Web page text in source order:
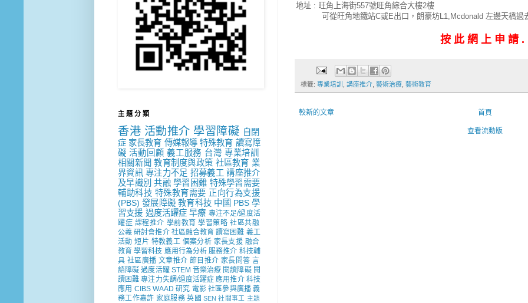
地址 : 旺角上海街557號旺角綜合大樓2樓
可從旺角地鐵站C或E出口，朗豪坊L1,Mcdonald 左邊天橋過
按 此 網 上 申 請 .
標籤: 專業培訓 講座推介 藝術治療 藝術教育
較新的文章 首頁
查看流動版
主 題 分 類
香港 活動推介 學習障礙 自閉
症 家長教育 傳媒報導 特殊教育 讀寫障
礙 活動回顧 義工服務 台灣 專業培訓
相關新聞 教育制度與政策 社區教育 業
界資訊 專注力不足 招募義工 講座推介
及早識別 共融 學習困難 特殊學習需要
輔助科技 特殊教育需要 正向行為支援
(PBS) 發展障礙 教育科技 中國 PBS 學
習支援 過度活躍症 早療 專注不足/過度活
躍症 課程推介 學前教育 學習策略 社區共融
公義 研討會推介 社區融合教育 讀寫困難 義工
活動 短片 特教義工 個案分析 家長支援 融合
教育 學習科技 應用行為分析 服務推介 科技輔
具 社區廣播 文章推介 節目推介 家長問答 言
語障礙 過度活躍 STEM 音樂治療 閱讀障礙 閱
讀困難 專注力失調/過度活躍症 應用推介 科技
應用 CIBS WAAD 研究 電影 社區參與廣播 義
務工作嘉許 家庭服務 英國 SEN 社關事工 主題